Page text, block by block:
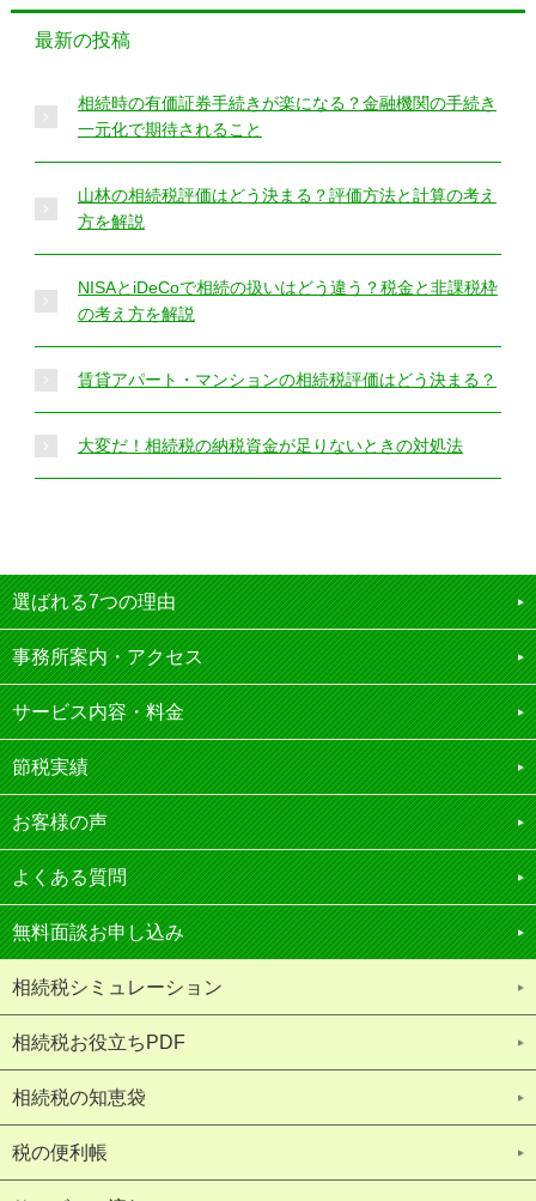
最新の投稿
相続時の有価証券手続きが楽になる？金融機関の手続き
一元化で期待されること
山林の相続税評価はどう決まる？評価方法と計算の考え
方を解説
NISAとiDeCoで相続の扱いはどう違う？税金と非課税枠
の考え方を解説
賃貸アパート・マンションの相続税評価はどう決まる？
大変だ！相続税の納税資金が足りないときの対処法
選ばれる7つの理由
事務所案内・アクセス
サービス内容・料金
節税実績
お客様の声
よくある質問
無料面談お申し込み
相続税シミュレーション
相続税お役立ちPDF
相続税の知恵袋
税の便利帳